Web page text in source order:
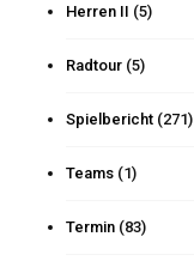
Herren II (5)
Radtour (5)
Spielbericht (271)
Teams (1)
Termin (83)